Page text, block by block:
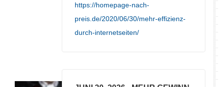
https://homepage-nach-
preis.de/2020/06/30/mehr-effizienz-
durch-internetseiten/